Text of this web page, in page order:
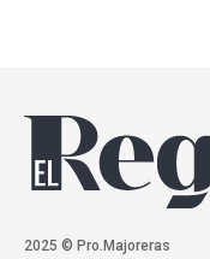
2025 © Pro.Majoreras